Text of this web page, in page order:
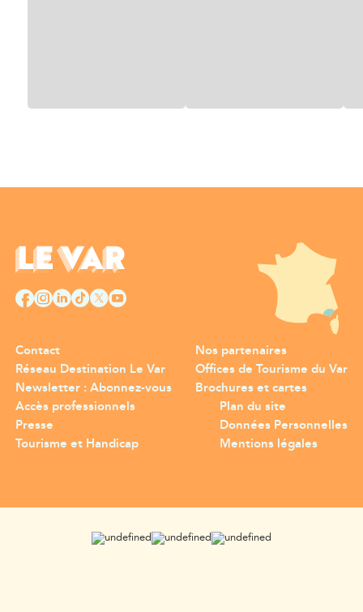
Contact
Réseau Destination Le Var
Newsletter : Abonnez-vous
Nos partenaires
Offices de Tourisme du Var
Brochures et cartes
Accès professionnels
Presse
Tourisme et Handicap
Plan du site
Données Personnelles
Mentions légales